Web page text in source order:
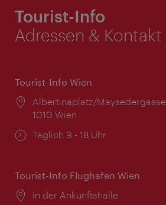
Tourist-Info
Adressen & Kontakt
Tourist-Info Wien
Ort:
Albertinaplatz/Maysedergasse
1010 Wien
Öffnungszeiten:
Täglich 9 - 18 Uhr
Tourist-Info Flughafen Wien
Ort:
in der Ankunftshalle